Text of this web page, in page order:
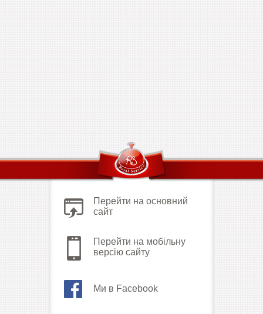
Перейти на основний
сайт
Перейти на мобільну
версію сайту
Ми в Facebook